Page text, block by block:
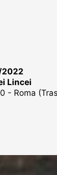
2022
Lincei
- Roma